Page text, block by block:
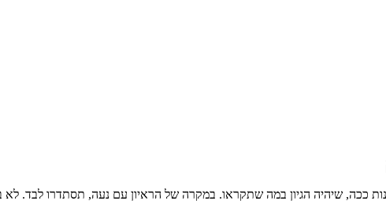
ככה, שיהיה הגיון במה שתקראו. במקרה של הראיון עם נעה, תסתדרו לבד. לא